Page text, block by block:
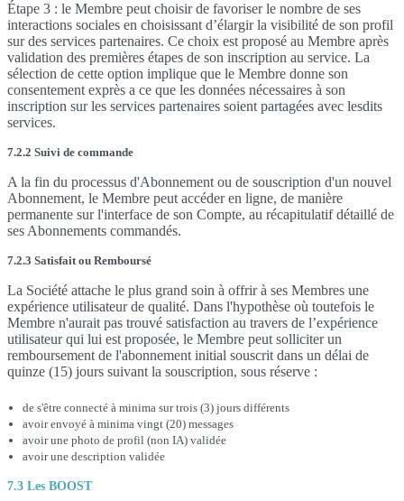
Étape 3 : le Membre peut choisir de favoriser le nombre de ses
interactions sociales en choisissant d’élargir la visibilité de son profil
sur des services partenaires. Ce choix est proposé au Membre après
validation des premières étapes de son inscription au service. La
sélection de cette option implique que le Membre donne son
consentement exprès a ce que les données nécessaires à son
inscription sur les services partenaires soient partagées avec lesdits
services.
7.2.2 Suivi de commande
A la fin du processus d'Abonnement ou de souscription d'un nouvel
Abonnement, le Membre peut accéder en ligne, de manière
permanente sur l'interface de son Compte, au récapitulatif détaillé de
ses Abonnements commandés.
7.2.3 Satisfait ou Remboursé
La Société attache le plus grand soin à offrir à ses Membres une
expérience utilisateur de qualité. Dans l'hypothèse où toutefois le
Membre n'aurait pas trouvé satisfaction au travers de l’expérience
utilisateur qui lui est proposée, le Membre peut solliciter un
remboursement de l'abonnement initial souscrit dans un délai de
quinze (15) jours suivant la souscription, sous réserve :
de s'être connecté à minima sur trois (3) jours différents
avoir envoyé à minima vingt (20) messages
avoir une photo de profil (non IA) validée
avoir une description validée
7.3 Les BOOST